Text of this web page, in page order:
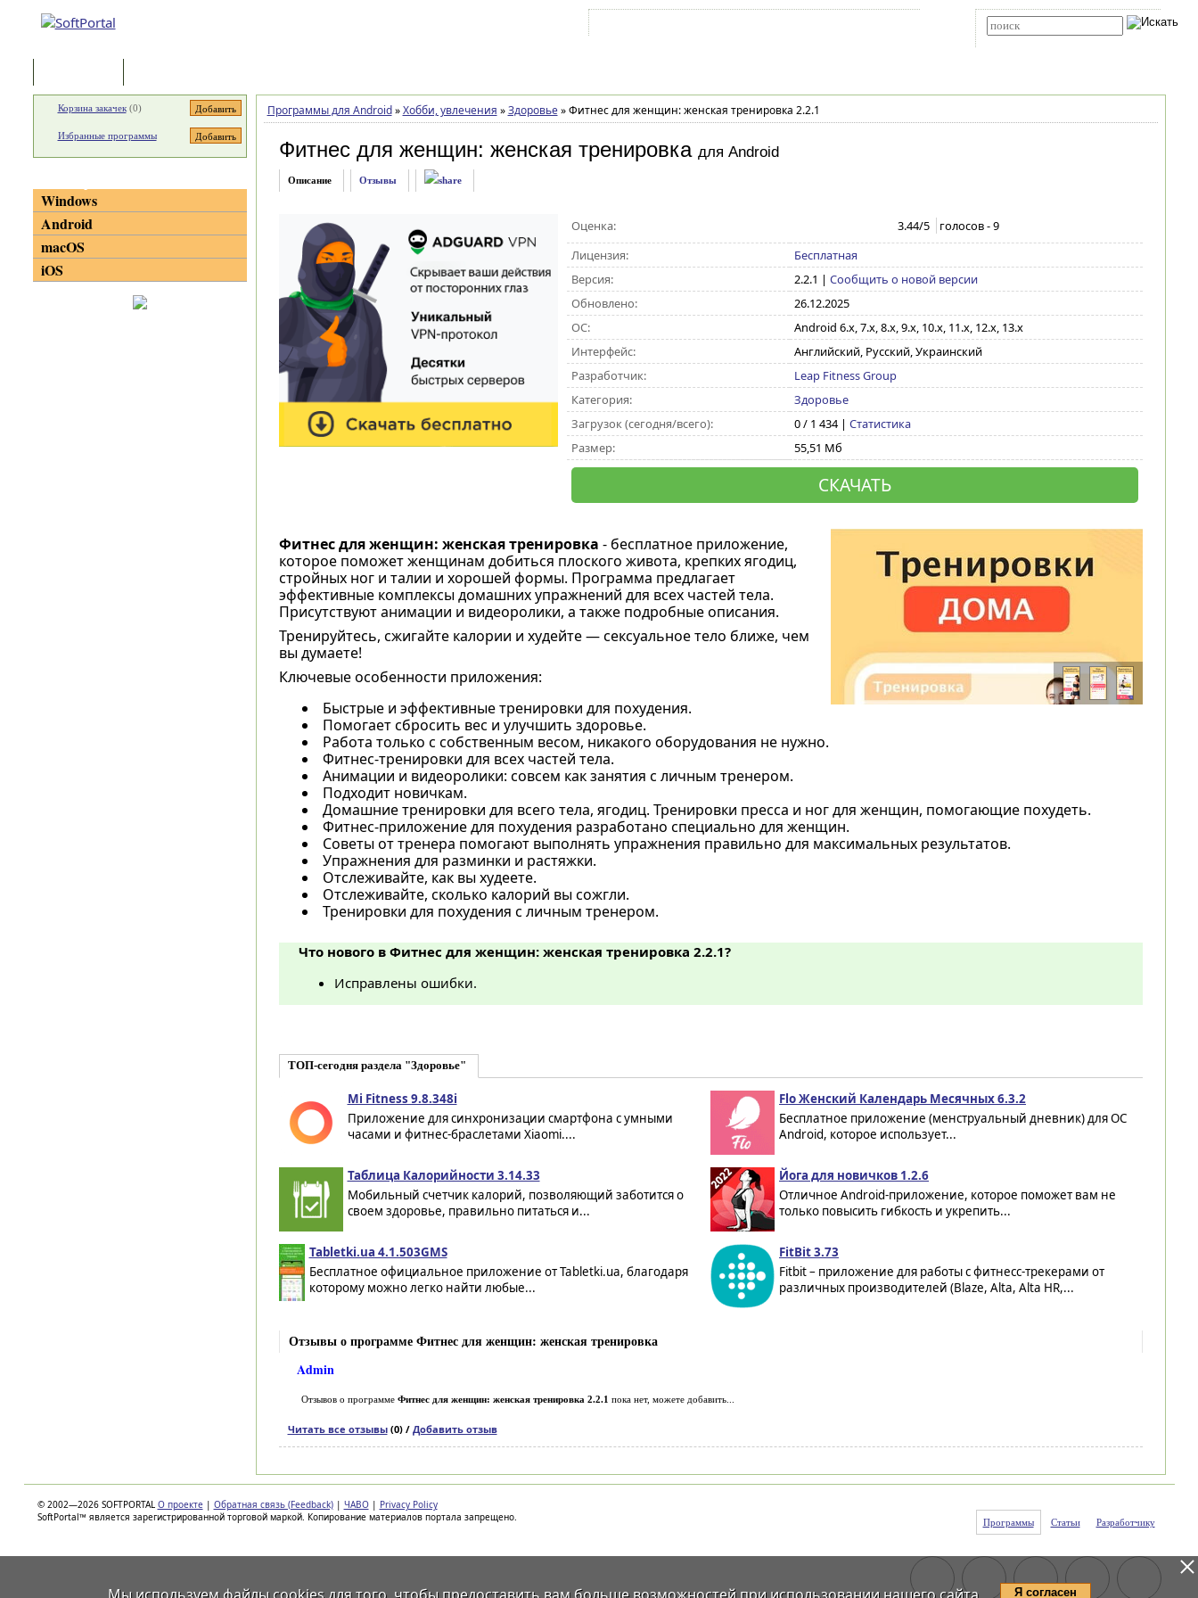
Программы для Android » Хобби, увлечения » Здоровье »Фитнес для женщин: женская тренировка 2.2.1
Фитнес для женщин: женская тренировка для Android
Описание Отзывы
Оценка: 3.44/5 голосов -9
Лицензия:
Бесплатная
Версия:
2.2.1 | Сообщить о новой версии
Обновлено:
26.12.2025
ОС:
Android 6.x, 7.x, 8.x, 9.x, 10.x, 11.x, 12.x, 13.x
Интерфейс:
Английский, Русский, Украинский
Разработчик:
Leap Fitness Group
Категория:
Здоровье
Загрузок (сегодня/всего):
0 / 1 434 | Статистика
Размер:
55,51 Мб
СКАЧАТЬ
Фитнес для женщин: женская тренировка - бесплатное приложение,
которое поможет женщинам добиться плоского живота, крепких ягодиц,
стройных ног и талии и хорошей формы. Программа предлагает
эффективные комплексы домашних упражнений для всех частей тела.
Присутствуют анимации и видеоролики, а также подробные описания.
Тренируйтесь, сжигайте калории и худейте — сексуальное тело ближе, чем
вы думаете!
Ключевые особенности приложения:
Быстрые и эффективные тренировки для похудения.
Помогает сбросить вес и улучшить здоровье.
Работа только с собственным весом, никакого оборудования не нужно.
Фитнес-тренировки для всех частей тела.
Анимации и видеоролики: совсем как занятия с личным тренером.
Подходит новичкам.
Домашние тренировки для всего тела, ягодиц. Тренировки пресса и ног для женщин, помогающие похудеть.
Фитнес-приложение для похудения разработано специально для женщин.
Советы от тренера помогают выполнять упражнения правильно для максимальных результатов.
Упражнения для разминки и растяжки.
Отслеживайте, как вы худеете.
Отслеживайте, сколько калорий вы сожгли.
Тренировки для похудения с личным тренером.
Что нового в Фитнес для женщин: женская тренировка 2.2.1?
Исправлены ошибки.
ТОП-сегодня раздела "Здоровье"
Mi Fitness 9.8.348i
Приложение для синхронизации смартфона с умными
часами и фитнес-браслетами Xiaomi....
Flo Женский Календарь Месячных 6.3.2
Бесплатное приложение (менструальный дневник) для ОС
Android, которое использует...
Таблица Калорийности 3.14.33
Мобильный счетчик калорий, позволяющий заботится о
своем здоровье, правильно питаться и...
Йога для новичков 1.2.6
Отличное Android-приложение, которое поможет вам не
только повысить гибкость и укрепить...
Tabletki.ua 4.1.503GMS
Бесплатное официальное приложение от Tabletki.ua, благодаря
которому можно легко найти любые...
FitBit 3.73
Fitbit – приложение для работы с фитнесс-трекерами от
различных производителей (Blaze, Alta, Alta HR,...
Отзывы о программе Фитнес для женщин: женская тренировка
Admin
Отзывов о программе Фитнес для женщин: женская тренировка 2.2.1 пока нет, можете добавить...
Читать все отзывы(0) / Добавить отзыв
Корзина закачек(0)
Избранные программы
Windows
Android
macOS
iOS
© 2002—2026 SOFTPORTAL О проекте | Обратная связь (Feedback) | ЧАВО | Privacy Policy
SoftPortal™ является зарегистрированной торговой маркой. Копирование материалов портала запрещено.
Программы Статьи Разработчику